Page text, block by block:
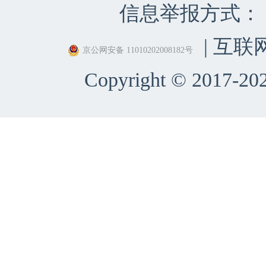
信息举报方式：
京公网安备 11010202008182号
| 互联
Copyright © 2017-